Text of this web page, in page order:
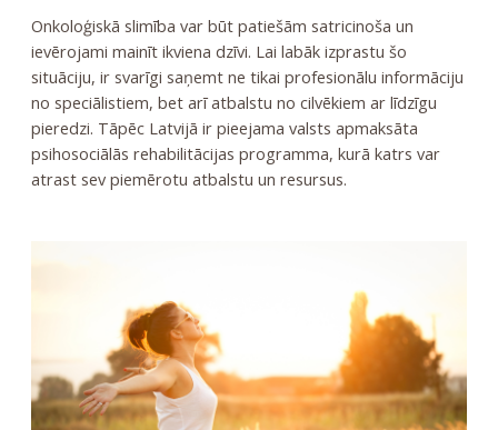
Onkoloģiskā slimība var būt patiešām satricinoša un
ievērojami mainīt ikviena dzīvi. Lai labāk izprastu šo
situāciju, ir svarīgi saņemt ne tikai profesionālu informāciju
no speciālistiem, bet arī atbalstu no cilvēkiem ar līdzīgu
pieredzi. Tāpēc Latvijā ir pieejama valsts apmaksāta
psihosociālās rehabilitācijas programma, kurā katrs var
atrast sev piemērotu atbalstu un resursus.